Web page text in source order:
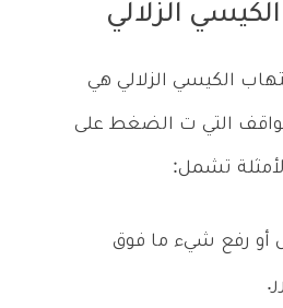
الزلالي
الكيسي الزلالي هي
التي ت الضغط على
تشمل:
أو رفع شيء ما فوق